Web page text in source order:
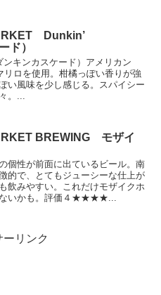
Dunkin’
ド）
キンカスケード）アメリカン
リロを使用。柑橘っぽい香りが強
い風味を少し感じる。スパイシー
。...
BREWING モザイ
個性が前面に出ているビール。南
的で、とてもジューシーな仕上が
みやすい。これだけモザイクホ
ないかも。評価４★★★★...
ーリンク